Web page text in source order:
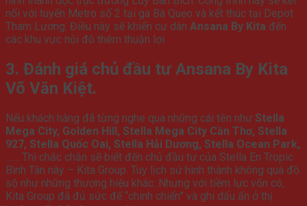
nối với tuyến Metro số 2 tại ga Bà Quẹo và kết thúc tại Depot
Tham Lương. Điều này sẽ khiến cư dân Ansana By Kita đến
các khu vực nội đô thêm thuận lợi.
3. Đánh giá chủ đầu tư Ansana By Kita
Võ Văn Kiệt.
Nếu khách hàng đã từng nghe qua những cái tên như Stella
Mega City, Golden Hill, Stella Mega City Cần Thơ, Stella
927, Stella Quốc Oai, Stella Hải Dương, Stella Ocean Park,
…… Thì chắc chắn sẽ biết đến chủ đầu tư của Stella En Tropic
Bình Tân này – Kita Group. Tuy lịch sử hình thành không quá đồ
sộ như những thương hiệu khác. Nhưng với tiềm lực vốn có,
Kita Group đã đủ sức để “chinh chiến” và ghi dấu ấn ở thị